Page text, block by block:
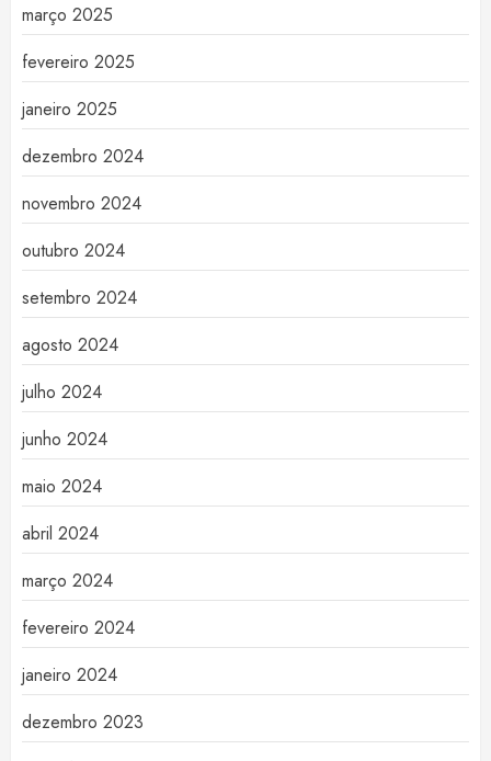
março 2025
fevereiro 2025
janeiro 2025
dezembro 2024
novembro 2024
outubro 2024
setembro 2024
agosto 2024
julho 2024
junho 2024
maio 2024
abril 2024
março 2024
fevereiro 2024
janeiro 2024
dezembro 2023